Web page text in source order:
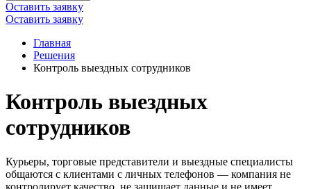
Оставить заявку
Оставить заявку
Главная
Решения
Контроль выездных сотрудников
Контроль выездных
сотрудников
Курьеры, торговые представители и выездные специалисты
общаются с клиентами с личных телефонов — компания не
контролирует качество, не защищает данные и не имеет